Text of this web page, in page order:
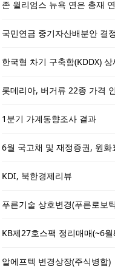
존 윌리엄스 뉴욕 연은 총재
국민연금 중기자산배분안 결정
한국형 차기 구축함(KDDX)
롯데리아, 버거류 22종 가격
1분기 가계동향조사 결과
6월 국고채 및 재정증권, 원화
KDI, 북한경제리뷰
푸른기술 상호변경(푸른로보
KB제27호스팩 정리매매(~6
알에프텍 변경상장(주식병합)